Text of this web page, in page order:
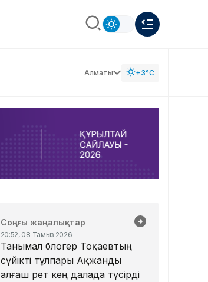
Алматы +3°C
Соңғы жаңалықтар
20:52, 08 Тамыз 2026
Танымал блогер Тоқаевтың
сүйікті тұлпары Ақжанды
алғаш рет кең далада түсірді